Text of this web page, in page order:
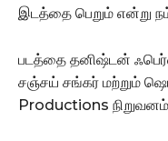
இடத்தை பெறும் என்று
படத்தை தனிஷ்டன்
சஞ்சய் சங்கர் மற்றும்
Productions